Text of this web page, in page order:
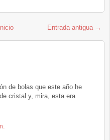
Entrada antigua →
Inicio
de bolas que este año he
cristal y, mira, esta era